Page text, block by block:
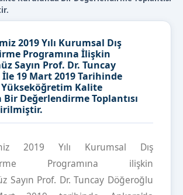
2019 Yılı Kurumsal Dış
Programına İlişkin
Sayın Prof. Dr. Tuncay
19 Mart 2019 Tarihinde
Kalite
Değerlendirme Toplantısı
2019 Yılı Kurumsal Dış
Programına ilişkin
Sayın Prof. Dr. Tuncay Döğeroğlu